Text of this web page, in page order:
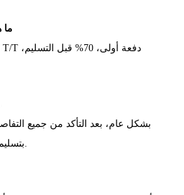
2.
بشكل عام، بعد التأكد من جميع